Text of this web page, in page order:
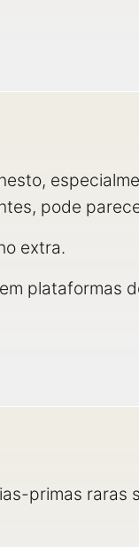
pode
extra.
plataformas
primas raras